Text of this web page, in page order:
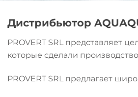
Дистрибьютор
PROVERT SRL представляет
которые сделали
PROVERT SRL предлагает